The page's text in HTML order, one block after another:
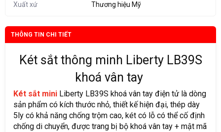
THÔNG TIN CHI TIẾT
Két sắt thông minh Liberty LB39S
khoá vân tay
Két sắt mini Liberty LB39S khoá vân tay điện tử là dòng
sản phẩm có kích thước nhỏ, thiết kế hiện đại, thép dày
5ly có khả năng chống trộm cao, két có lỗ có thể cố định
chống di chuyển, được trang bị bộ khoá vân tay + mật mã
Xuất xứ Thương hiệu Mỹ